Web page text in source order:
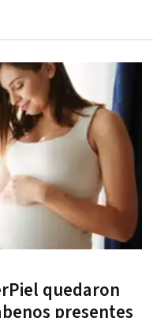
quedaron
presentes